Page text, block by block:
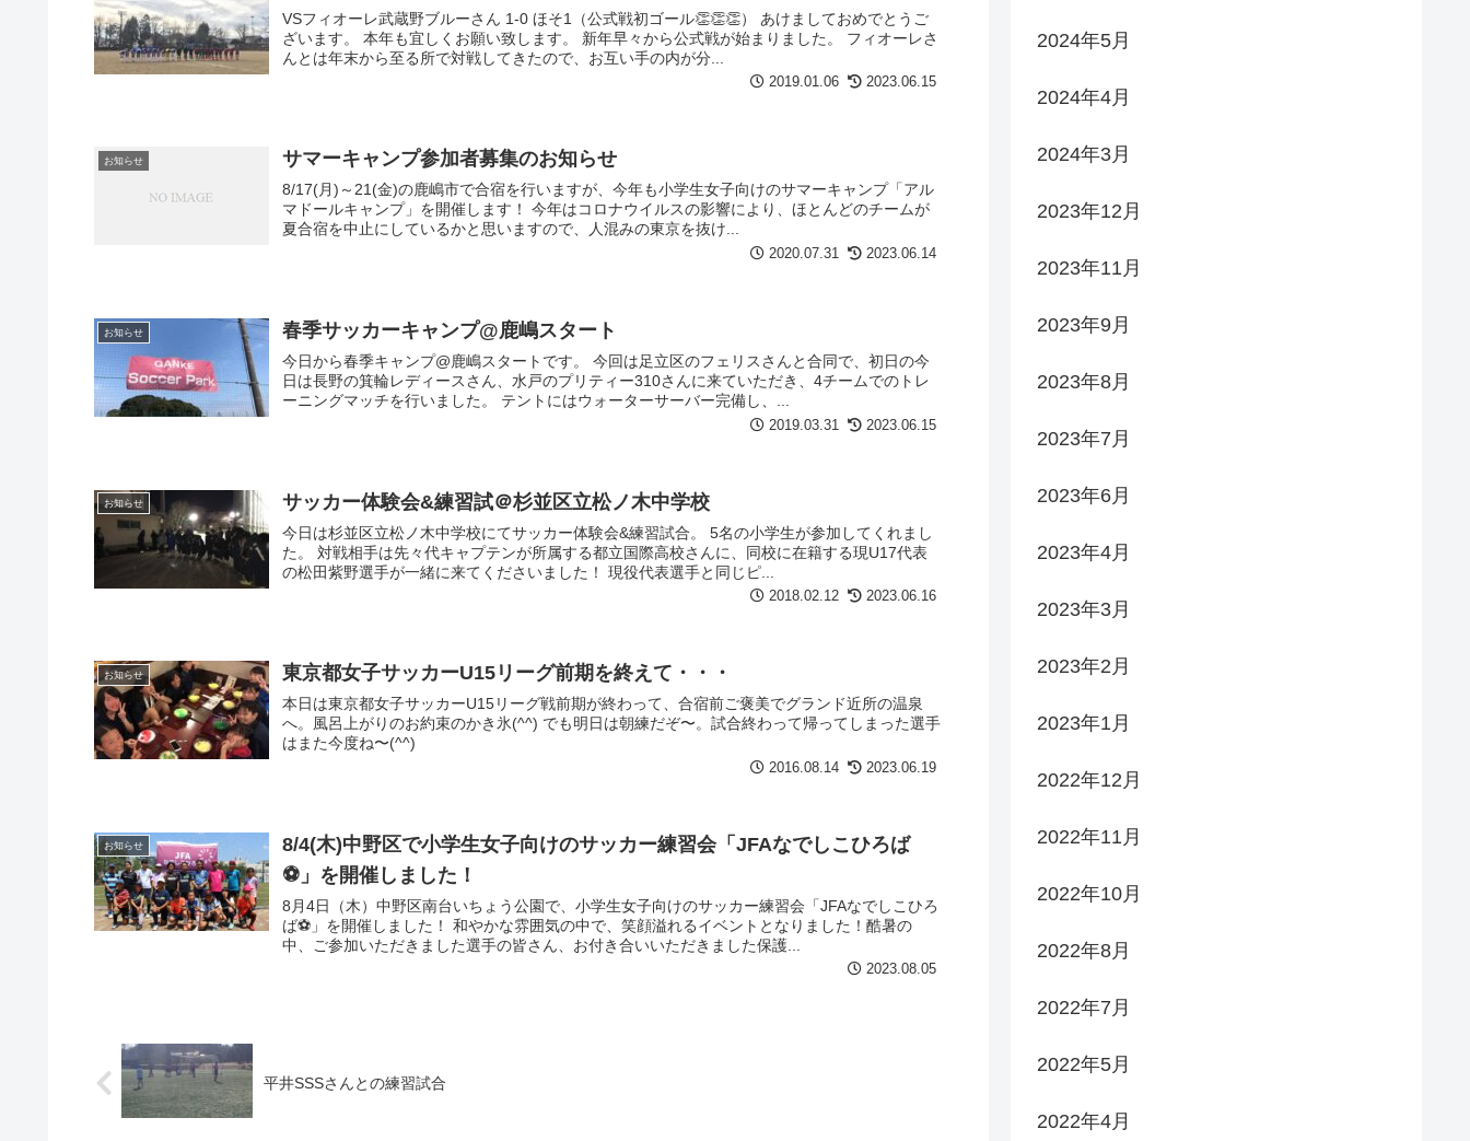
VSフィオーレ武蔵野ブルーさん 1-0 ほそ1（公式戦初ゴール👏👏👏） あけましておめでとうご
ざいます。 本年も宜しくお願い致します。 新年早々から公式戦が始まりました。 フィオーレさ
んとは年末から至る所で対戦してきたので、お互い手の内が分...
2019.01.06 2023.06.15
お知らせ サマーキャンプ参加者募集のお知らせ
8/17(月)～21(金)の鹿嶋市で合宿を行いますが、今年も小学生女子向けのサマーキャンプ「アル
マドールキャンプ」を開催します！ 今年はコロナウイルスの影響により、ほとんどのチームが
夏合宿を中止にしているかと思いますので、人混みの東京を抜け...
2020.07.31 2023.06.14
お知らせ 春季サッカーキャンプ@鹿嶋スタート
今日から春季キャンプ@鹿嶋スタートです。 今回は足立区のフェリスさんと合同で、初日の今
日は長野の箕輪レディースさん、水戸のプリティー310さんに来ていただき、4チームでのトレ
ーニングマッチを行いました。 テントにはウォーターサーバー完備し、...
2019.03.31 2023.06.15
お知らせ サッカー体験会&練習試＠杉並区立松ノ木中学校
今日は杉並区立松ノ木中学校にてサッカー体験会&練習試合。 5名の小学生が参加してくれまし
た。 対戦相手は先々代キャプテンが所属する都立国際高校さんに、同校に在籍する現U17代表
の松田紫野選手が一緒に来てくださいました！ 現役代表選手と同じピ...
2018.02.12 2023.06.16
お知らせ 東京都女子サッカーU15リーグ前期を終えて・・・
本日は東京都女子サッカーU15リーグ戦前期が終わって、合宿前ご褒美でグランド近所の温泉
へ。風呂上がりのお約束のかき氷(^^) でも明日は朝練だぞ〜。試合終わって帰ってしまった選手
はまた今度ね〜(^^)
2016.08.14 2023.06.19
お知らせ
8/4(木)中野区で小学生女子向けのサッカー練習会「JFAなでしこひろば
⚽」を開催しました！
8月4日（木）中野区南台いちょう公園で、小学生女子向けのサッカー練習会「JFAなでしこひろ
ば⚽」を開催しました！ 和やかな雰囲気の中で、笑顔溢れるイベントとなりました！酷暑の
中、ご参加いただきました選手の皆さん、お付き合いいただきました保護...
2023.08.05
平井SSSさんとの練習試合
2024年5月
2024年4月
2024年3月
2023年12月
2023年11月
2023年9月
2023年8月
2023年7月
2023年6月
2023年4月
2023年3月
2023年2月
2023年1月
2022年12月
2022年11月
2022年10月
2022年8月
2022年7月
2022年5月
2022年4月